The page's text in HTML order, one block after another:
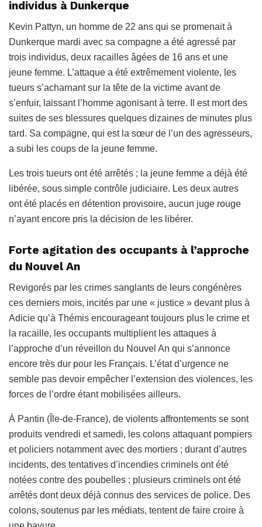
individus à Dunkerque
Kevin Pattyn, un homme de 22 ans qui se promenait à
Dunkerque mardi avec sa compagne a été agressé par
trois individus, deux racailles âgées de 16 ans et une
jeune femme. L’attaque a été extrêmement violente, les
tueurs s’acharnant sur la tête de la victime avant de
s’enfuir, laissant l’homme agonisant à terre. Il est mort des
suites de ses blessures quelques dizaines de minutes plus
tard. Sa compagne, qui est la sœur de l’un des agresseurs,
a subi les coups de la jeune femme.
Les trois tueurs ont été arrêtés ; la jeune femme a déjà été
libérée, sous simple contrôle judiciaire. Les deux autres
ont été placés en détention provisoire, aucun juge rouge
n’ayant encore pris la décision de les libérer.
Forte agitation des occupants à l’approche
du Nouvel An
Revigorés par les crimes sanglants de leurs congénères
ces derniers mois, incités par une « justice » devant plus à
Adicie qu’à Thémis encourageant toujours plus le crime et
la racaille, les occupants multiplient les attaques à
l’approche d’un réveillon du Nouvel An qui s’annonce
encore très dur pour les Français. L’état d’urgence ne
semble pas devoir empêcher l’extension des violences, les
forces de l’ordre étant mobilisées ailleurs.
À Pantin (Île-de-France), de violents affrontements se sont
produits vendredi et samedi, les colons attaquant pompiers
et policiers notamment avec des mortiers ; durant d’autres
incidents, des tentatives d’incendies criminels ont été
notées contre des poubelles ; plusieurs criminels ont été
arrêtés dont deux déjà connus des services de police. Des
colons, soutenus par les médiats, tentent de faire croire à